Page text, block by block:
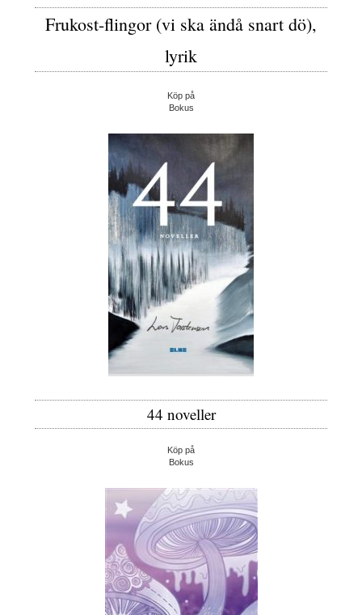
Frukost-flingor (vi ska ändå snart dö),
lyrik
Köp på
Bokus
44 noveller
Köp på
Bokus